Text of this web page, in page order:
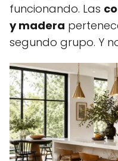
funcionando. Las
y madera
segundo grupo. Y